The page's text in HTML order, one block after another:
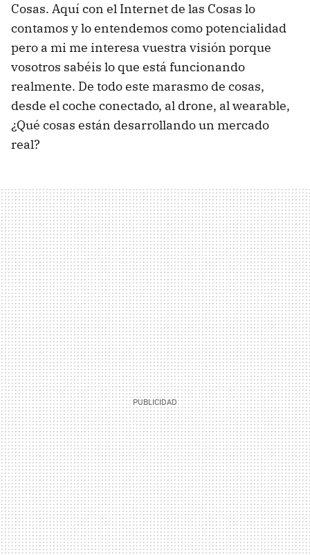
Cosas. Aquí con el Internet de las Cosas lo
contamos y lo entendemos como potencialidad
pero a mi me interesa vuestra visión porque
vosotros sabéis lo que está funcionando
realmente. De todo este marasmo de cosas,
desde el coche conectado, al drone, al wearable,
¿Qué cosas están desarrollando un mercado
real?